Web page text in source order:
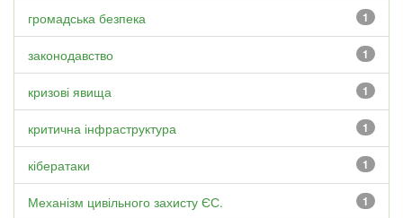
1
громадська безпека
1
законодавство
1
кризові явища
1
критична інфраструктура
1
кібератаки
1
Механізм цивільного захисту ЄС.